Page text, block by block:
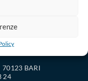
70123 BARI
24